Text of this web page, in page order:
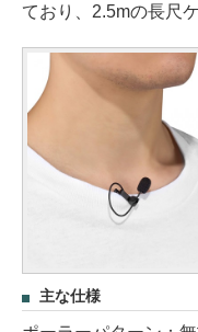
ており、2.5mの長尺
主な仕様